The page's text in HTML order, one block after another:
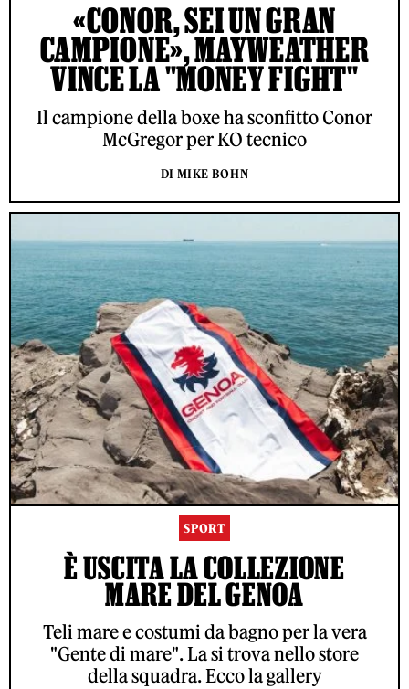
«CONOR, SEI UN GRAN
CAMPIONE», MAYWEATHER
VINCE LA "MONEY FIGHT"
Il campione della boxe ha sconfitto Conor
McGregor per KO tecnico
DI MIKE BOHN
SPORT
È USCITA LA COLLEZIONE
MARE DEL GENOA
Teli mare e costumi da bagno per la vera
"Gente di mare". La si trova nello store
della squadra. Ecco la gallery